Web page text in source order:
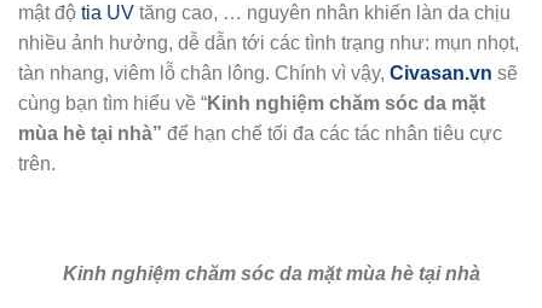
mật độ tia UV tăng cao, … nguyên nhân khiến làn da chịu
nhiều ảnh hưởng, dễ dẫn tới các tình trạng như: mụn nhọt,
tàn nhang, viêm lỗ chân lông. Chính vì vậy, Civasan.vn sẽ
cùng bạn tìm hiểu về “Kinh nghiệm chăm sóc da mặt
mùa hè tại nhà” để hạn chế tối đa các tác nhân tiêu cực
trên.
Kinh nghiệm chăm sóc da mặt mùa hè tại nhà